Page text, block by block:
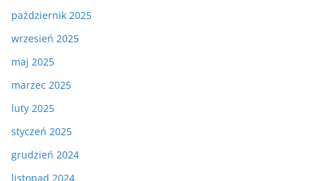
październik 2025
wrzesień 2025
maj 2025
marzec 2025
luty 2025
styczeń 2025
grudzień 2024
listopad 2024